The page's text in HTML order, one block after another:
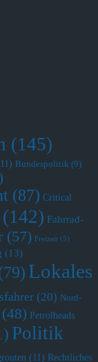
(145)
Bundespolitik (9)
(87) Critical
(142) Fahrrad-
(57) Freizeit (5)
(13)
Lokales
(20) Nord-
(48) Petrolheads
Politik
(11) Rechtliches